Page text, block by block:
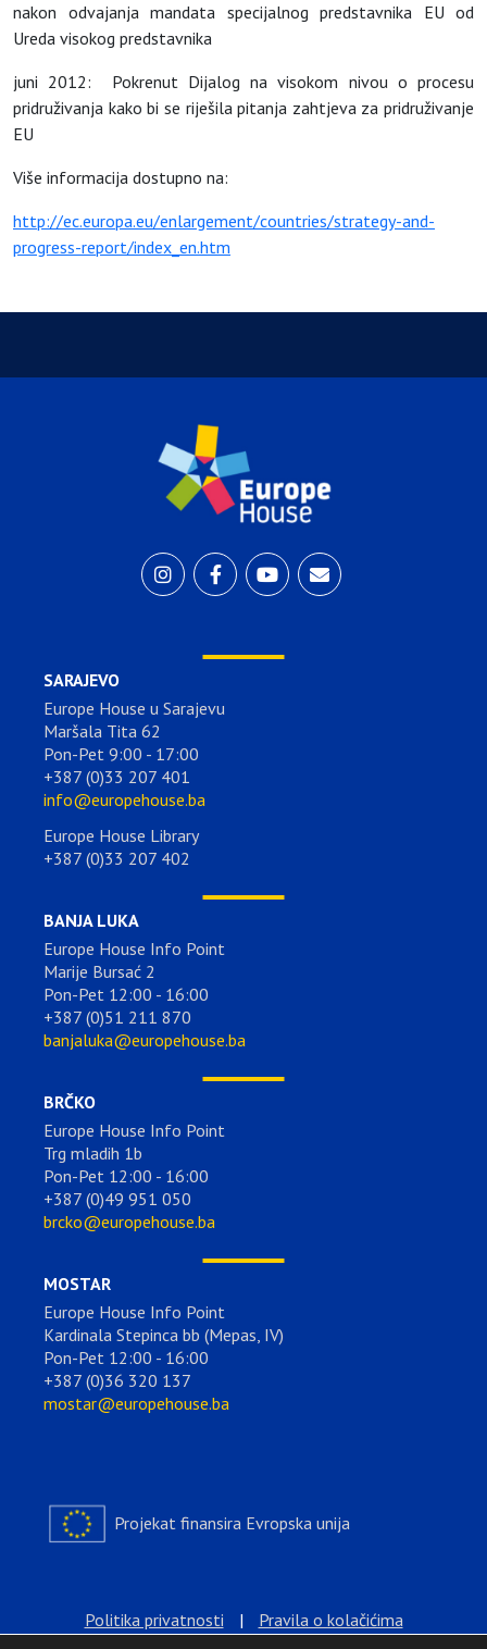
nakon odvajanja mandata specijalnog predstavnika EU od
Ureda visokog predstavnika
juni 2012: Pokrenut Dijalog na visokom nivou o procesu
pridruživanja kako bi se riješila pitanja zahtjeva za pridruživanje
EU
Više informacija dostupno na:
http://ec.europa.eu/enlargement/countries/strategy-and-
progress-report/index_en.htm
SARAJEVO
Europe House u Sarajevu
Maršala Tita 62
Pon-Pet 9:00 - 17:00
+387 (0)33 207 401
info@europehouse.ba
Europe House Library
+387 (0)33 207 402
BANJA LUKA
Europe House Info Point
Marije Bursać 2
Pon-Pet 12:00 - 16:00
+387 (0)51 211 870
banjaluka@europehouse.ba
BRČKO
Europe House Info Point
Trg mladih 1b
Pon-Pet 12:00 - 16:00
+387 (0)49 951 050
brcko@europehouse.ba
MOSTAR
Europe House Info Point
Kardinala Stepinca bb (Mepas, IV)
Pon-Pet 12:00 - 16:00
+387 (0)36 320 137
mostar@europehouse.ba
Projekat finansira Evropska unija
Politika privatnosti | Pravila o kolačićima